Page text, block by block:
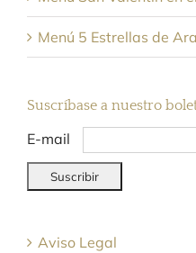
Menú 5 Estrellas de
Suscríbase a nuestro
E-mail
Aviso Legal